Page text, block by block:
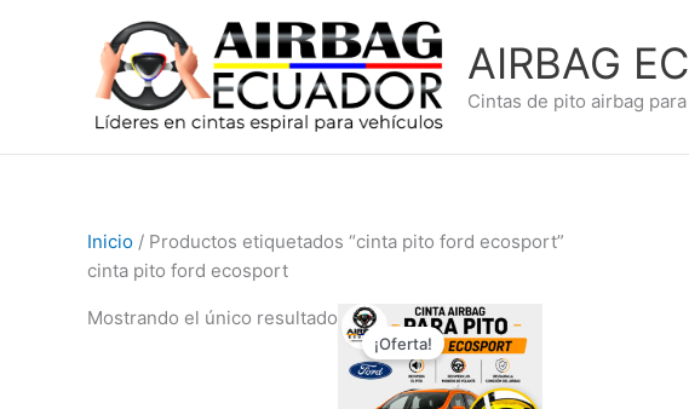
AIRBAG
Cintas de pito airbag
Inicio / Productos etiquetados “cinta pito ford ecosport”
cinta pito ford ecosport
Mostrando el único resultado
¡Oferta!
El
precio
original
era:
$169,99.
El
precio
actual
es:
$129,99.